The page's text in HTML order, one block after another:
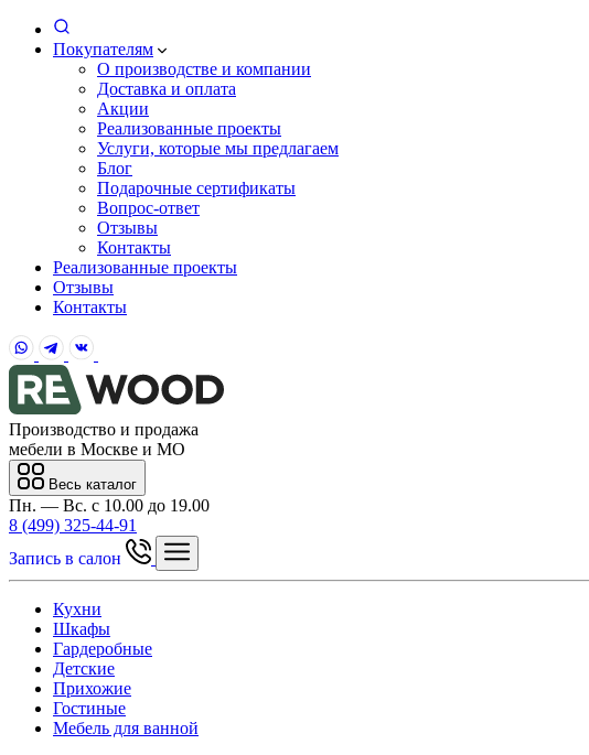
Покупателям
О производстве и компании
Доставка и оплата
Акции
Реализованные проекты
Услуги, которые мы предлагаем
Блог
Подарочные сертификаты
Вопрос-ответ
Отзывы
Контакты
Реализованные проекты
Отзывы
Контакты
Производство и продажа
мебели в Москве и МО
Весь каталог
Пн. — Вс. с 10.00 до 19.00
8 (499) 325-44-91
Запись в салон
Кухни
Шкафы
Гардеробные
Детские
Прихожие
Гостиные
Мебель для ванной